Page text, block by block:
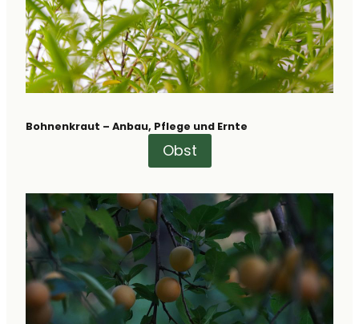
Bohnenkraut – Anbau, Pflege und Ernte
Obst